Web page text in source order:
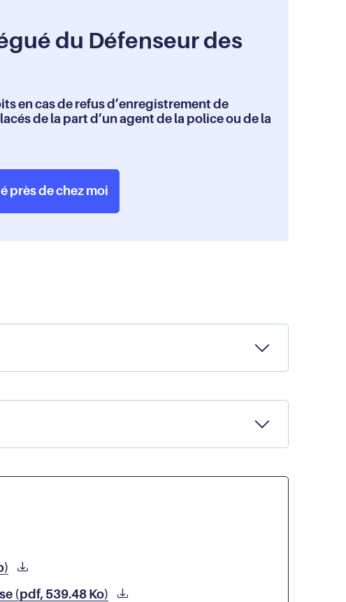
du Défenseur des
en cas de refus d’enregistrement de
de la part d’un agent de la police ou de la
près de chez moi
(pdf, 539.48 Ko)